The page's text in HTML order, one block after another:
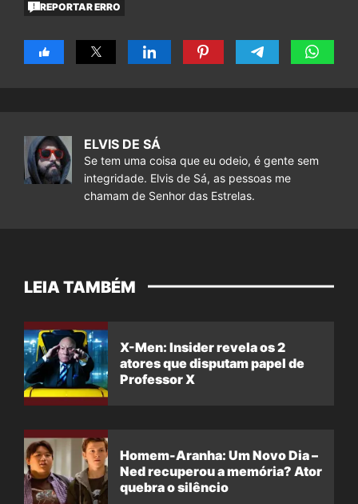
REPORTAR ERRO
ELVIS DE SÁ
Se tem uma coisa que eu odeio, é gente sem
integridade. Elvis de Sá, as pessoas me
chamam de Senhor das Estrelas.
LEIA TAMBÉM
X-Men: Insider revela os 2
atores que disputam papel de
Professor X
Homem-Aranha: Um Novo Dia –
Ned recuperou a memória? Ator
quebra o silêncio